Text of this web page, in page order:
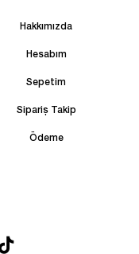
Hakkımızda
Hesabım
Sepetim
Sipariş Takip
Ödeme